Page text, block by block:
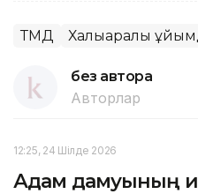
ТМД Халықаралық
без автора
Авторлар
12:25, 24 Шілде 2026
Адам дамуының